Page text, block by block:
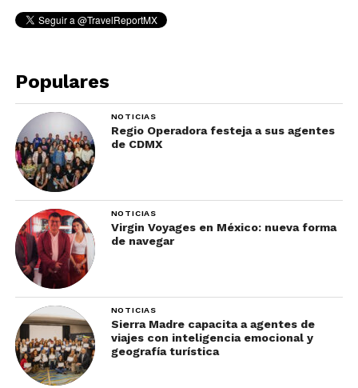
Populares
NOTICIAS
Regio Operadora festeja a sus agentes
de CDMX
NOTICIAS
Virgin Voyages en México: nueva forma
de navegar
NOTICIAS
Sierra Madre capacita a agentes de
viajes con inteligencia emocional y
geografía turística